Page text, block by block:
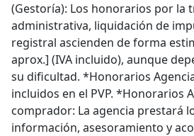
(Gestoría): Los honorarios por la
administrativa, liquidación de
registral ascienden de forma
aprox.] (IVA incluido), aunque
su dificultad. *Honorarios
incluidos en el PVP. *Honorarios
comprador: La agencia prestará
información, asesoramiento y